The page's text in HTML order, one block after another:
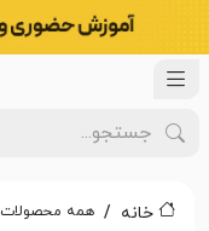
خانه همه محصولات